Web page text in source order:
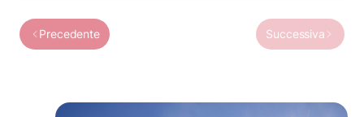
Precedente Successiva